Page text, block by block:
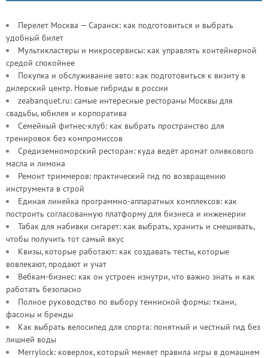
Перелет Москва — Саранск: как подготовиться и выбрать
удобный билет
Мультикластеры и микросервисы: как управлять контейнерной
средой спокойнее
Покупка и обслуживание авто: как подготовиться к визиту в
дилерский центр. Новые гибриды в россии
zeabanquet.ru: самые интересные рестораны Москвы для
свадьбы, юбилея и корпоратива
Семейный фитнес-клуб: как выбрать пространство для
тренировок без компромиссов
Средиземноморский ресторан: куда ведёт аромат оливкового
масла и лимона
Ремонт триммеров: практический гид по возвращению
инструмента в строй
Единая линейка программно-аппаратных комплексов: как
построить согласованную платформу для бизнеса и инженерии
Табак для набивки сигарет: как выбрать, хранить и смешивать,
чтобы получить тот самый вкус
Квизы, которые работают: как создавать тесты, которые
вовлекают, продают и учат
Вебкам-бизнес: как он устроен изнутри, что важно знать и как
работать безопасно
Полное руководство по выбору теннисной формы: ткани,
фасоны и бренды
Как выбрать велосипед для спорта: понятный и честный гид без
лишней воды
Merrylock: коверлок, который меняет правила игры в домашнем